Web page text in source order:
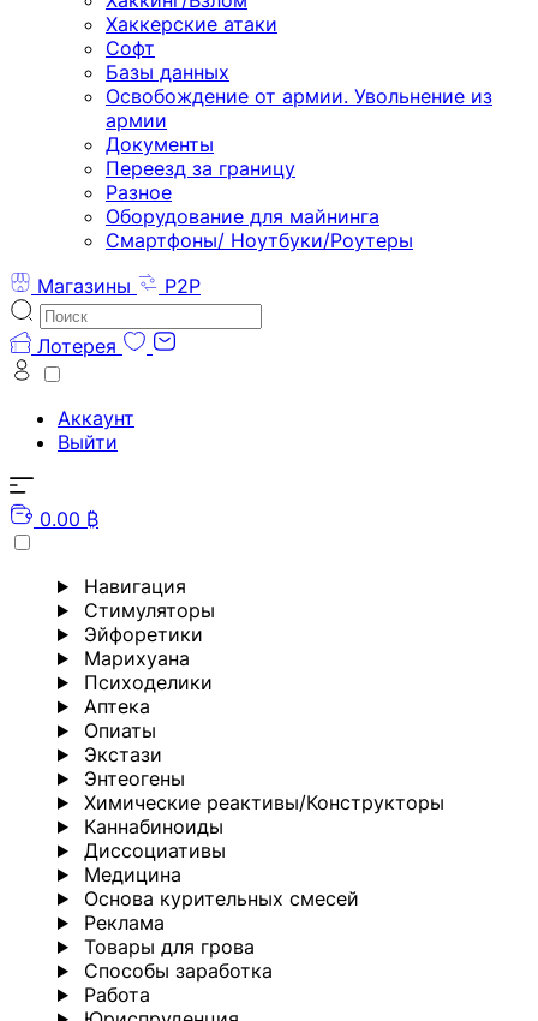
Хаккерские атаки
Софт
Базы данных
Освобождение от армии. Увольнение из
армии
Документы
Переезд за границу
Разное
Оборудование для майнинга
Смартфоны/ Ноутбуки/Роутеры
Магазины
P2P
Лотерея
Аккаунт
Выйти
0.00 ₿
Навигация
Стимуляторы
Эйфоретики
Марихуана
Психоделики
Аптека
Опиаты
Экстази
Энтеогены
Химические реактивы/Конструкторы
Каннабиноиды
Диссоциативы
Медицина
Основа курительных смесей
Реклама
Товары для грова
Способы заработка
Работа